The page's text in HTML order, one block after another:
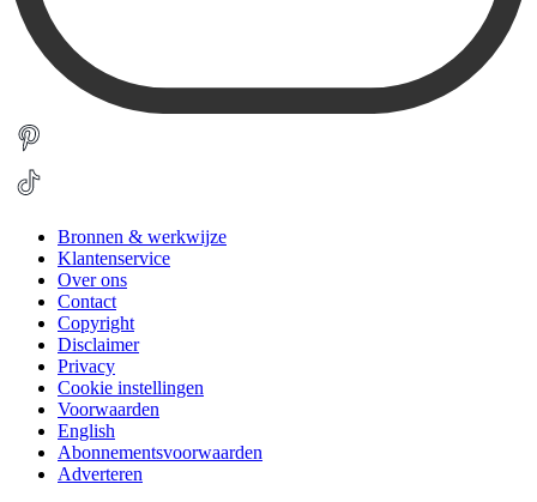
Bronnen & werkwijze
Klantenservice
Over ons
Contact
Copyright
Disclaimer
Privacy
Cookie instellingen
Voorwaarden
English
Abonnementsvoorwaarden
Adverteren